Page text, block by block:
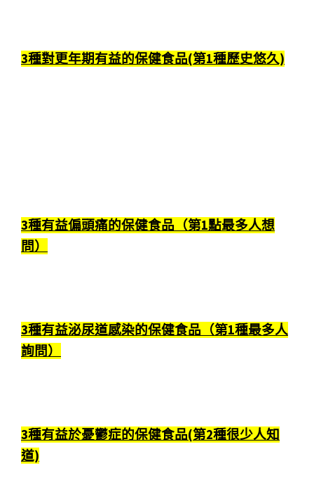
3種對更年期有益的保健食品(第1種歷史悠久)
3種有益偏頭痛的保健食品（第1點最多人想
問）
3種有益泌尿道感染的保健食品（第1種最多人
詢問）
3種有益於憂鬱症的保健食品(第2種很少人知
道)